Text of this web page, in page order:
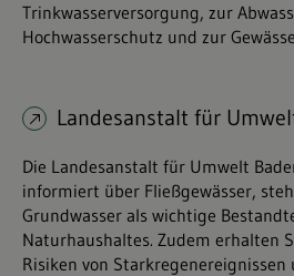
Trinkwasserversorgung, zur
Hochwasserschutz und zur
Landesanstalt für
Die Landesanstalt für Umwelt
informiert über Fließgewässer,
Grundwasser als wichtige
Naturhaushaltes. Zudem erhalten
Risiken von Starkregenereignissen